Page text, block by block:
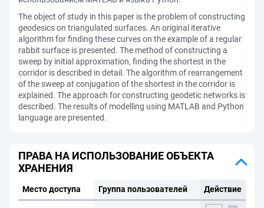
The object of study in this paper is the problem of constructing
geodesics on triangulated surfaces. An original iterative
algorithm for finding these curves on the example of a regular
rabbit surface is presented. The method of constructing a
sweep by initial approximation, finding the shortest in the
corridor is described in detail. The algorithm of rearrangement
of the sweep at conjugation of the shortest in the corridor is
explained. The approach for constructing geodetic networks is
described. The results of modelling using MATLAB and Python
language are presented.
ПРАВА НА ИСПОЛЬЗОВАНИЕ ОБЪЕКТА
ХРАНЕНИЯ
Место доступа Группа пользователей Действие